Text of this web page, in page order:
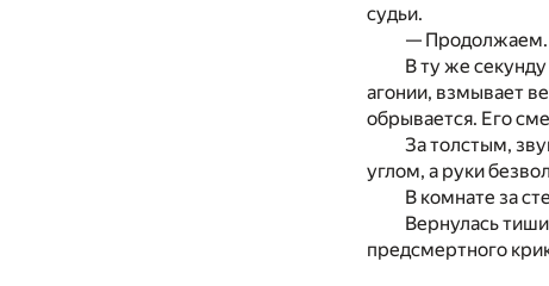
судьи.
— Продолжаем.
В ту же
агонии, взмывает
обрывается. Его
За толстым,
углом, а руки
В комнате за
Вернулась
предсмертного